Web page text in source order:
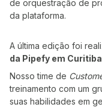
de orquestração de
da plataforma.
A última edição foi
da Pipefy em
Nosso time de
treinamento com um
suas habilidades em